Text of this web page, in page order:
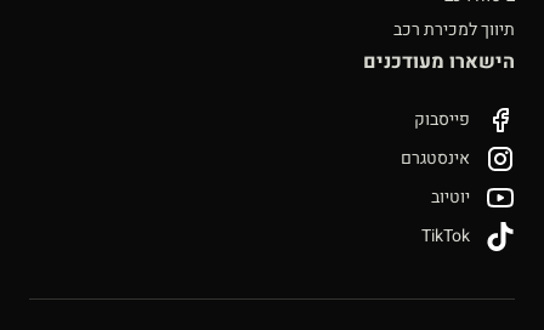
תיווך למכירת רכב
הישארו מעודכנים
פייסבוק
אינסטגרם
יוטיוב